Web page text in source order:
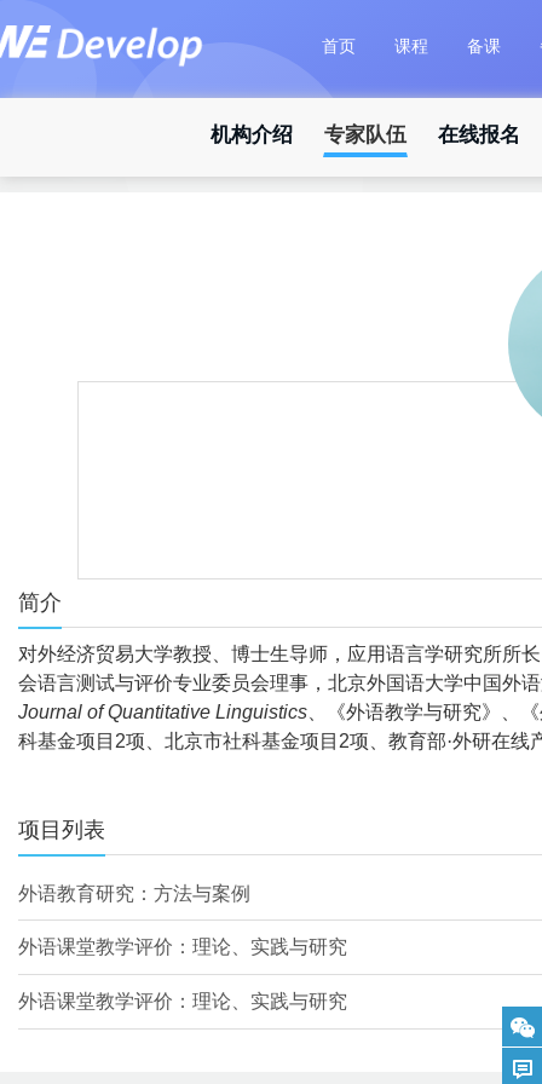
首页 课程 备课
机构介绍 专家队伍 在线报名
简介
对外经济贸易大学教授、博士生导师，应用语言学研究所所
会语言测试与评价专业委员会理事，北京外国语大学中国外
Journal of Quantitative Linguistics 、《外语教学与研究》、
科基金项目 2项、北京市社科基金项目 2项、教育部·外研在线
项目列表
外语教育研究：方法与案例
外语课堂教学评价：理论、实践与研究
外语课堂教学评价：理论、实践与研究